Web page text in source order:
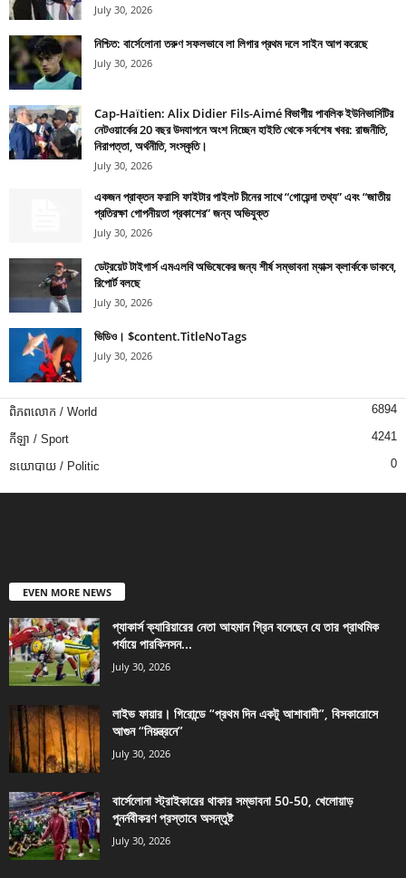
July 30, 2026
নিশ্চিত: বার্সেলোনা তরুণ সফলভাবে লা লিগার প্রথম দলে সাইন আপ করেছে
July 30, 2026
Cap-Haïtien: Alix Didier Fils-Aimé বিভাগীয় পাবলিক ইউনিভার্সিটির
নেটওয়ার্কের 20 বছর উদযাপনে অংশ নিচ্ছেন হাইতি থেকে সর্বশেষ খবর: রাজনীতি,
নিরাপত্তা, অর্থনীতি, সংস্কৃতি।
July 30, 2026
একজন প্রাক্তন ফরাসি ফাইটার পাইলট চীনের সাথে “গোয়েন্দা তথ্য” এবং “জাতীয়
প্রতিরক্ষা গোপনীয়তা প্রকাশের” জন্য অভিযুক্ত
July 30, 2026
ডেট্রয়েট টাইগার্স এমএলবি অভিষেকের জন্য শীর্ষ সম্ভাবনা ম্যাক্স ক্লার্ককে ডাকবে,
রিপোর্ট বলছে
July 30, 2026
ভিডিও। $content.TitleNoTags
July 30, 2026
ពិភពលោក / World 6894
កីឡា / Sport 4241
នយោបាយ / Politic 0
EVEN MORE NEWS
প্যাকার্স ক্যারিয়ারের নেতা আহমান গ্রিন বলেছেন যে তার প্রাথমিক
পর্যায়ে পারকিনসন...
July 30, 2026
লাইভ ফায়ার। গিরোন্ডে “প্রথম দিন একটু আশাবাদী”, বিসকারোসে
আগুন “নিয়ন্ত্রনে”
July 30, 2026
বার্সেলোনা স্ট্রাইকারের থাকার সম্ভাবনা 50-50, খেলোয়াড়
পুনর্নবীকরণ প্রস্তাবে অসন্তুষ্ট
July 30, 2026